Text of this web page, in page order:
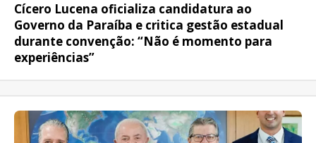
Cícero Lucena oficializa candidatura ao
Governo da Paraíba e critica gestão estadual
durante convenção: “Não é momento para
experiências”